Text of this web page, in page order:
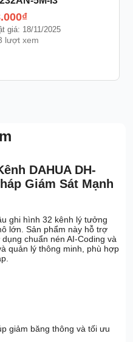
DAHUA DH-
Giám Sát Mạnh
ghi hình 32 kênh lý tưởng
lớn. Sản phẩm này hỗ trợ
chuẩn nén AI-Coding và
quản lý thông minh, phù hợp
giảm băng thông và tối ưu
₫
giá: 18/11/2025
lượt xem